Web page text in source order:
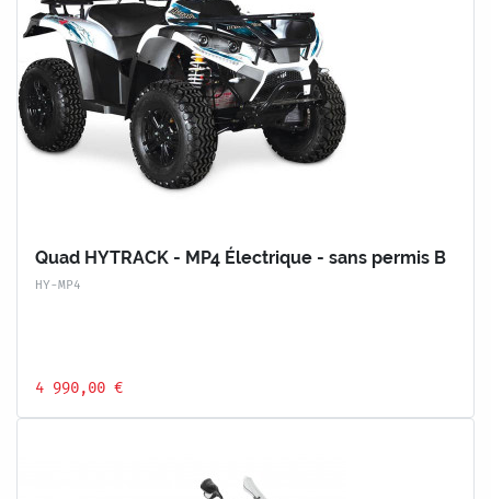
Quad HYTRACK - MP4 Électrique - sans permis B
HY-MP4
4 990,00 €